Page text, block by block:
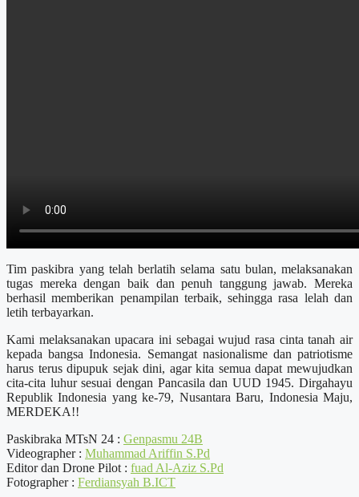
Tim paskibra yang telah berlatih selama satu bulan, melaksanakan
tugas mereka dengan baik dan penuh tanggung jawab. Mereka
berhasil memberikan penampilan terbaik, sehingga rasa lelah dan
letih terbayarkan.
Kami melaksanakan upacara ini sebagai wujud rasa cinta tanah air
kepada bangsa Indonesia. Semangat nasionalisme dan patriotisme
harus terus dipupuk sejak dini, agar kita semua dapat mewujudkan
cita-cita luhur sesuai dengan Pancasila dan UUD 1945. Dirgahayu
Republik Indonesia yang ke-79, Nusantara Baru, Indonesia Maju,
MERDEKA!!
Paskibraka MTsN 24 : Genpasmu 24B
Videographer : Muhammad Ariffin S.Pd
Editor dan Drone Pilot : fuad Al-Aziz S.Pd
Fotographer : Ferdiansyah B.ICT